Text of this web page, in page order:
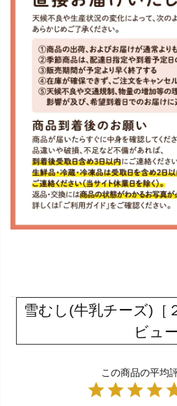
雪むし(牛乳チーズ)［
ビュ
この商品の平均